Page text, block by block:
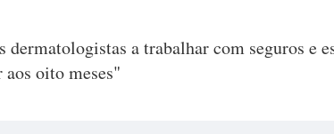
dermatologistas a trabalhar com seguros e
aos oito meses"